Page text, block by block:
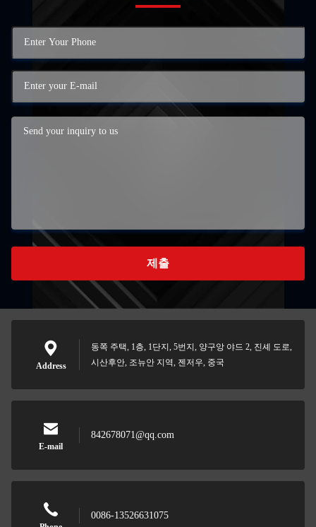
제출
Address
동쪽 주택, 1층, 1단지, 5번지, 양구앙 야드 2, 진셰 도로,
시산후안, 조뉴안 지역, 젠저우, 중국
E-mail
842678071@qq.com
0086-13526631075